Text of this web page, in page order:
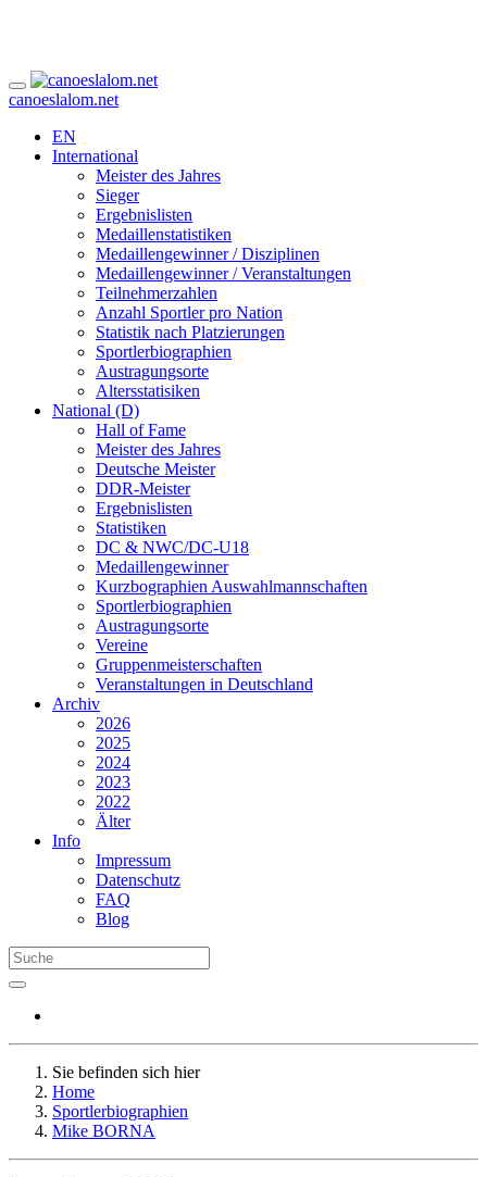
canoeslalom.net
EN
International
Meister des Jahres
Sieger
Ergebnislisten
Medaillenstatistiken
Medaillengewinner / Disziplinen
Medaillengewinner / Veranstaltungen
Teilnehmerzahlen
Anzahl Sportler pro Nation
Statistik nach Platzierungen
Sportlerbiographien
Austragungsorte
Altersstatisiken
National (D)
Hall of Fame
Meister des Jahres
Deutsche Meister
DDR-Meister
Ergebnislisten
Statistiken
DC & NWC/DC-U18
Medaillengewinner
Kurzbographien Auswahlmannschaften
Sportlerbiographien
Austragungsorte
Vereine
Gruppenmeisterschaften
Veranstaltungen in Deutschland
Archiv
2026
2025
2024
2023
2022
Älter
Info
Impressum
Datenschutz
FAQ
Blog
Sie befinden sich hier
Home
Sportlerbiographien
Mike BORNA